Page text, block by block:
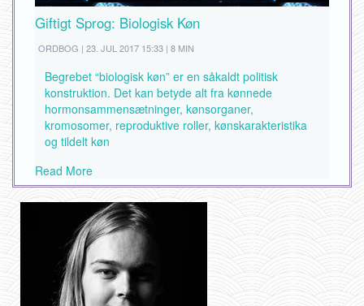
Giftigt Sprog: Biologisk Køn
ORDBOG | 23. JUL 2017 15:33 | 8 MIN
Begrebet “biologisk køn” er en såkaldt politisk
konstruktion. Det kan betyde alt fra kønnede
hormonsammensætninger, kønsorganer,
kromosomer, reproduktive roller, kønskarakteristika
og tildelt køn
Read More